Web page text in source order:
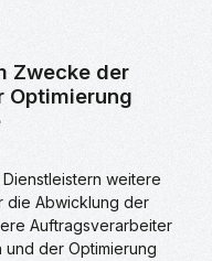
Zwecke der
Optimierung
weitere
die Abwicklung der
Auftragsverarbeiter
der Optimierung